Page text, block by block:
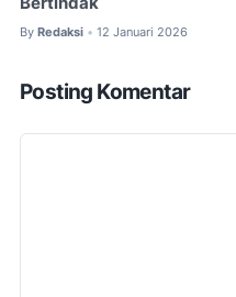
By Redaksi • 12 Januari 2026
Posting Komentar